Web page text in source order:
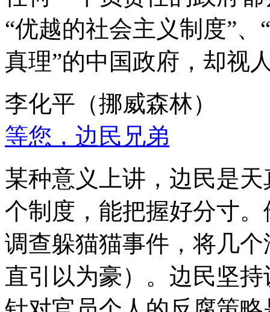
“优越的社会主义制度”
真理”的中国政府，却视
李化平（挪威森林）
等您，边民兄弟
某种意义上讲，边民是
个制度，能把握好分寸
调查躲猫猫事件，将几
直引以为豪）。边民坚